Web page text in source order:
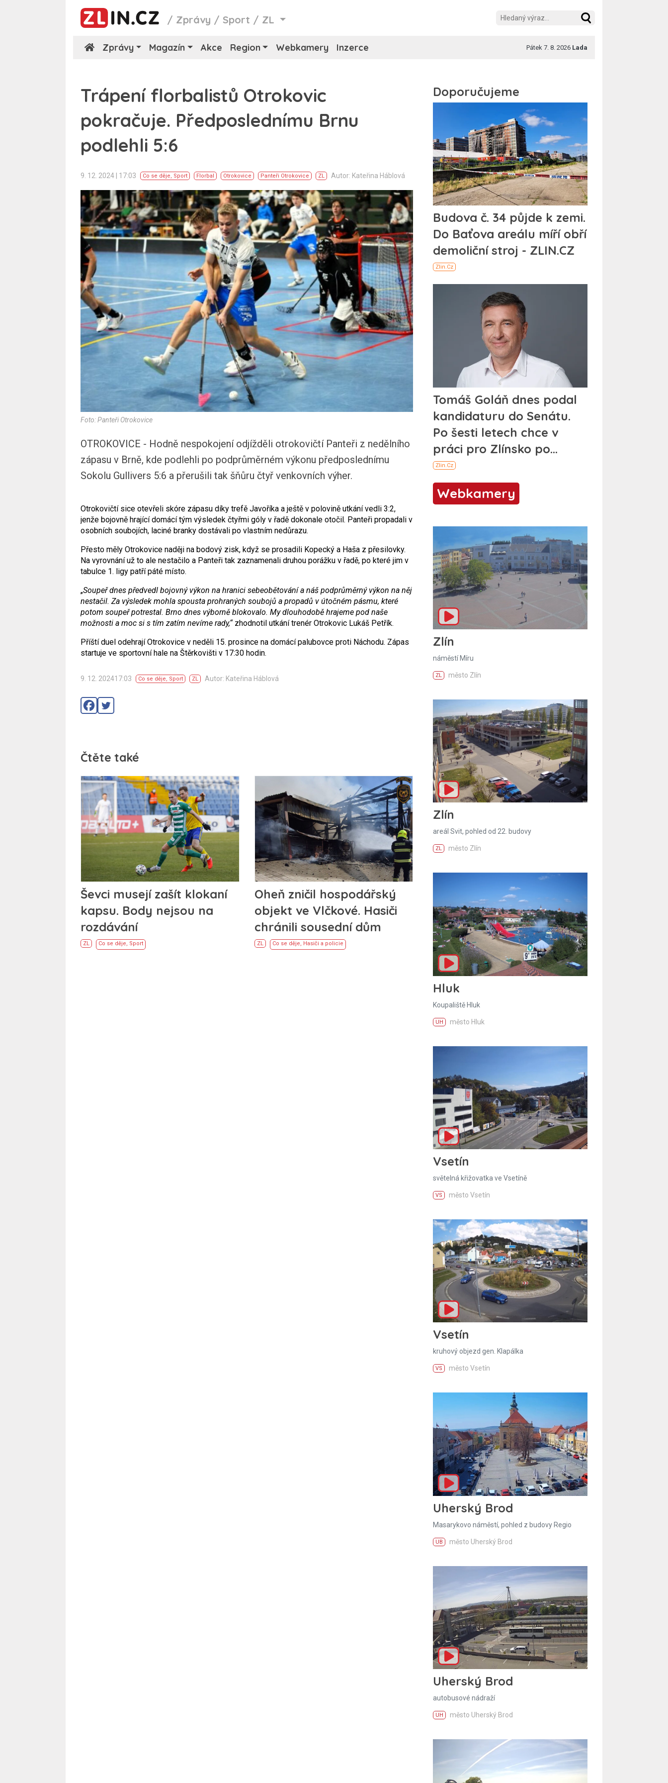
/ Zprávy /Sport / ZL
Zprávy Magazín Akce Region Webkamery Inzerce Pátek 7. 8. 2026 Lada
Trápení florbalistů Otrokovic
pokračuje. Předposlednímu Brnu
podlehli 5:6
9. 12. 2024 | 17:03 Co se děje, Sport Florbal Otrokovice Panteři Otrokovice ZL Autor: Kateřina Háblová
Foto: Panteři Otrokovice
OTROKOVICE - Hodně nespokojení odjížděli otrokovičtí Panteři z nedělního
zápasu v Brně, kde podlehli po podprůměrném výkonu předposlednímu
Sokolu Gullivers 5:6 a přerušili tak šňůru čtyř venkovních výher.
Otrokovičtí sice otevřeli skóre zápasu díky trefě Javoříka a ještě v polovině utkání vedli 3:2,
jenže bojovně hrající domácí tým výsledek čtyřmi góly v řadě dokonale otočil. Panteři propadali v
osobních soubojích, laciné branky dostávali po vlastním nedůrazu.
Přesto měly Otrokovice naději na bodový zisk, když se prosadili Kopecký a Haša z přesilovky.
Na vyrovnání už to ale nestačilo a Panteři tak zaznamenali druhou porážku v řadě, po které jim v
tabulce 1. ligy patří páté místo.
„Soupeř dnes předvedl bojovný výkon na hranici sebeobětování a náš podprůměrný výkon na něj
nestačil. Za výsledek mohla spousta prohraných soubojů a propadů v útočném pásmu, které
potom soupeř potrestal. Brno dnes výborně blokovalo. My dlouhodobě hrajeme pod naše
možnosti a moc si s tím zatím nevíme rady,“zhodnotil utkání trenér Otrokovic Lukáš Petřík.
Příští duel odehrají Otrokovice v neděli 15. prosince na domácí palubovce proti Náchodu. Zápas
startuje ve sportovní hale na Štěrkovišti v 17:30 hodin.
9. 12. 202417:03 Co se děje, Sport ZL Autor: Kateřina Háblová
Čtěte také
Ševci musejí zašít klokaní
kapsu. Body nejsou na
rozdávání
ZL Co se děje, Sport
Oheň zničil hospodářský
objekt ve Vlčkové. Hasiči
chránili sousední dům
ZL Co se děje, Hasiči a policie
Webkamery
Zlín
náměstí Míru
ZL město Zlín
Zlín
areál Svit, pohled od 22. budovy
ZL město Zlín
Hluk
Koupaliště Hluk
UH město Hluk
Vsetín
světelná křižovatka ve Vsetíně
VS město Vsetín
Vsetín
kruhový objezd gen. Klapálka
VS město Vsetín
Uherský Brod
Masarykovo náměstí, pohled z budovy Regio
UB město Uherský Brod
Uherský Brod
autobusové nádraží
UH město Uherský Brod